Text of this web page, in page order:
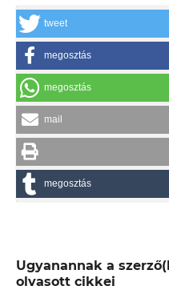
tweet
megosztás
megosztás
mail
megosztás
Ugyanannak a
olvasott cikkei